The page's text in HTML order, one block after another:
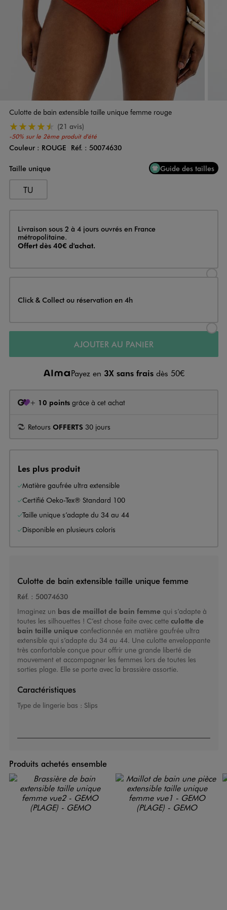
Culotte de bain extensible taille unique femme rouge
-50% sur le 2ème produit d'été
4.5/5 de moyenne
(21 avis)
Couleur
Couleur : ROUGE Réf. : 50074630
Taille unique
Guide des tailles
TU
Livraison
Livraison sous 2 à 4 jours ouvrés en France
métropolitaine.
Offert dès 40€ d'achat.
Click & Collect ou réservation en 4h
AJOUTER AU PANIER
Payez en 3X sans frais dès 50€
+ 10 points grâce à cet achat
Retours OFFERTS 30 jours
Les plus produit
Matière gaufrée ultra extensible
Certifié Oeko-Tex® Standard 100
Taille unique s’adapte du 34 au 44
Disponible en plusieurs coloris
Culotte de bain extensible taille unique femme
Réf. : 50074630
Imaginez un bas de maillot de bain femmequi s’adapte à
toutes les silhouettes ! C’est chose faite avec cette culotte de
bain taille uniqueconfectionnée en matière gaufrée ultra
extensible qui s’adapte du 34 au 44. Une culotte enveloppante
très confortable conçue pour offrir une grande liberté de
mouvement et accompagner les femmes lors de toutes les
sorties plage. Elle se porte avec la brassière assortie.
Caractéristiques
Type de lingerie bas : Slips
Produits achetés ensemble